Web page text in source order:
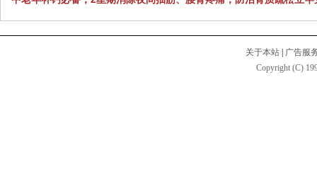
关于本站
广告服
Copyright (C)